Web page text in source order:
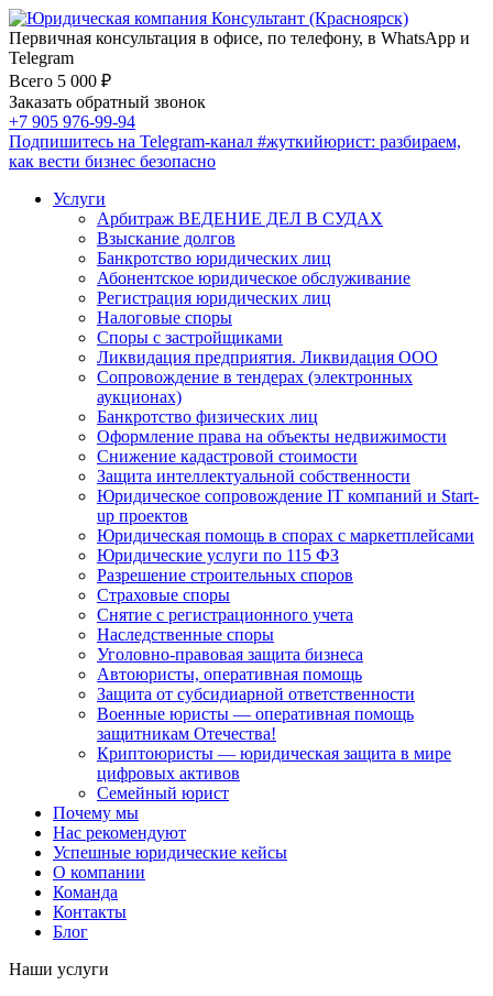
Первичная консультация в офисе, по телефону, в WhatsApp и
Telegram
Всего 5 000 ₽
Заказать обратный звонок
+7 905 976-99-94
Подпишитесь на Telegram-канал #жуткийюрист: разбираем,
как вести бизнес безопасно
Услуги
Арбитраж ВЕДЕНИЕ ДЕЛ В СУДАХ
Взыскание долгов
Банкротство юридических лиц
Абонентское юридическое обслуживание
Регистрация юридических лиц
Налоговые споры
Споры с застройщиками
Ликвидация предприятия. Ликвидация ООО
Сопровождение в тендерах (электронных
аукционах)
Банкротство физических лиц
Оформление права на объекты недвижимости
Снижение кадастровой стоимости
Защита интеллектуальной собственности
Юридическое сопровождение IT компаний и Start-
up проектов
Юридическая помощь в спорах с маркетплейсами
Юридические услуги по 115 ФЗ
Разрешение строительных споров
Страховые споры
Снятие с регистрационного учета
Наследственные споры
Уголовно-правовая защита бизнеса
Автоюристы, оперативная помощь
Защита от субсидиарной ответственности
Военные юристы — оперативная помощь
защитникам Отечества!
Криптоюристы — юридическая защита в мире
цифровых активов
Семейный юрист
Почему мы
Нас рекомендуют
Успешные юридические кейсы
О компании
Команда
Контакты
Блог
Наши услуги